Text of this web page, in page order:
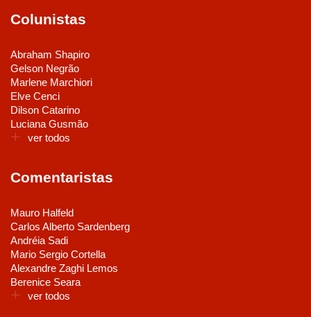
Colunistas
Abraham Shapiro
Gelson Negrão
Marlene Marchiori
Elve Cenci
Dilson Catarino
Luciana Gusmão
ver todos
Comentaristas
Mauro Halfeld
Carlos Alberto Sardenberg
Andréia Sadi
Mario Sergio Cortella
Alexandre Zaghi Lemos
Berenice Seara
ver todos